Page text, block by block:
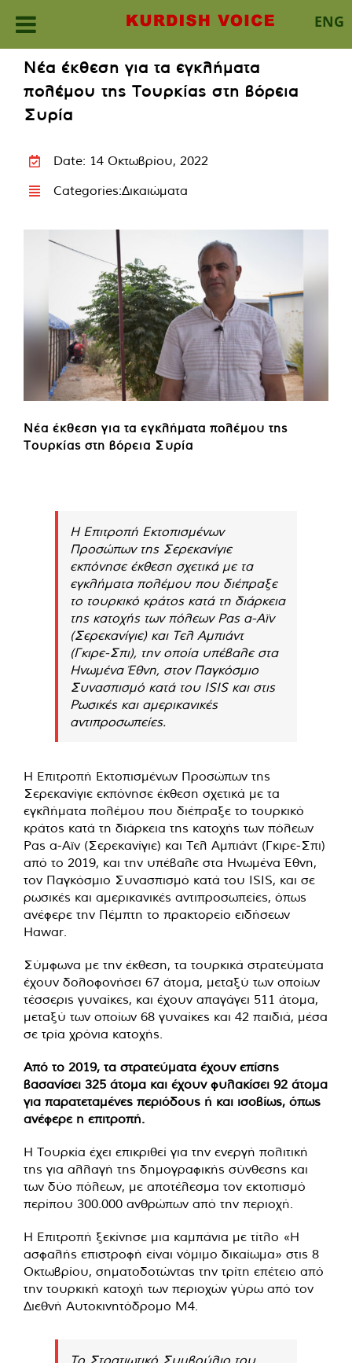
ENG
content
Νέα έκθεση για τα εγκλήματα
πολέμου της Τουρκίας στη βόρεια
Συρία
Date: 14 Οκτωβρίου, 2022
Categories:Δικαιώματα
Νέα έκθεση για τα εγκλήματα πολέμου της
Τουρκίας στη βόρεια Συρία
Η Επιτροπή Εκτοπισμένων
Προσώπων της Σερεκανίγιε
εκπόνησε έκθεση σχετικά με τα
εγκλήματα πολέμου που διέπραξε
το τουρκικό κράτος κατά τη διάρκεια
της κατοχής των πόλεων Ρας α-Αϊν
(Σερεκανίγιε) και Τελ Αμπιάντ
(Γκιρε-Σπι), την οποία υπέβαλε στα
Ηνωμένα Έθνη, στον Παγκόσμιο
Συνασπισμό κατά του ISIS και στις
Ρωσικές και αμερικανικές
αντιπροσωπείες.
Η Επιτροπή Εκτοπισμένων Προσώπων της
Σερεκανίγιε εκπόνησε έκθεση σχετικά με τα
εγκλήματα πολέμου που διέπραξε το τουρκικό
κράτος κατά τη διάρκεια της κατοχής των πόλεων
Ρας α-Αϊν (Σερεκανίγιε) και Τελ Αμπιάντ (Γκιρε-Σπι)
από το 2019, και την υπέβαλε στα Ηνωμένα Έθνη,
τον Παγκόσμιο Συνασπισμό κατά του ISIS, και σε
ρωσικές και αμερικανικές αντιπροσωπείες, όπως
ανέφερε την Πέμπτη το πρακτορείο ειδήσεων
Hawar.
Σύμφωνα με την έκθεση, τα τουρκικά στρατεύματα
έχουν δολοφονήσει 67 άτομα, μεταξύ των οποίων
τέσσερις γυναίκες, και έχουν απαγάγει 511 άτομα,
μεταξύ των οποίων 68 γυναίκες και 42 παιδιά, μέσα
σε τρία χρόνια κατοχής.
Από το 2019, τα στρατεύματα έχουν επίσης
βασανίσει 325 άτομα και έχουν φυλακίσει 92 άτομα
για παρατεταμένες περιόδους ή και ισοβίως, όπως
ανέφερε η επιτροπή.
Η Τουρκία έχει επικριθεί για την ενεργή πολιτική
της για αλλαγή της δημογραφικής σύνθεσης και
των δύο πόλεων, με αποτέλεσμα τον εκτοπισμό
περίπου 300.000 ανθρώπων από την περιοχή.
Η Επιτροπή ξεκίνησε μια καμπάνια με τίτλο «Η
ασφαλής επιστροφή είναι νόμιμο δικαίωμα» στις 8
Οκτωβρίου, σηματοδοτώντας την τρίτη επέτειο από
την τουρκική κατοχή των περιοχών γύρω από τον
Διεθνή Αυτοκινητόδρομο Μ4.
Το Στρατιωτικό Συμβούλιο του